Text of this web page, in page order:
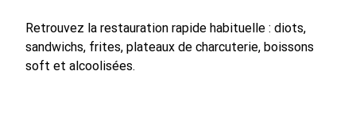
Retrouvez la restauration rapide habituelle : diots,
sandwichs, frites, plateaux de charcuterie, boissons
soft et alcoolisées.